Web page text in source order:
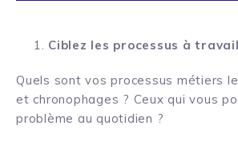
Ciblez les processus à
Quels sont vos processus métiers
et chronophages ? Ceux qui vous
problème au quotidien ?